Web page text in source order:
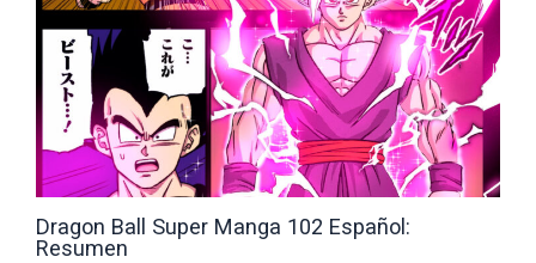
Dragon Ball Super Manga 102 Español:
Resumen